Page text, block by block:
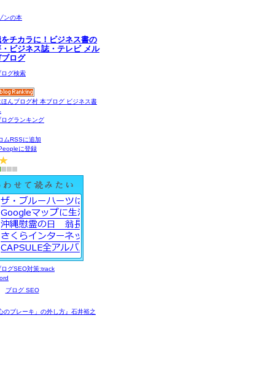
ンの本
チカラに！ビジネス書の
ビジネス誌・テレビ メル
ログ
ムRSSに追加
に登録
ブログ SEO
のブレーキ」の外し方』石井裕之